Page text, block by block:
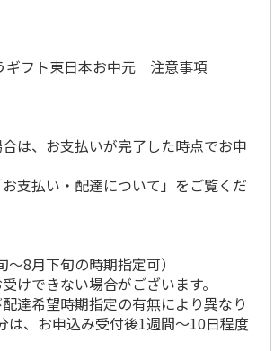
フト東日本お中元 注意事項
は、お支払いが完了した時点でお申
支払い・配達について」をご覧くだ
8月下旬の時期指定可）
けできない場合がございます。
達希望時期指定の有無により異なり
は、お申込み受付後1週間～10日程度